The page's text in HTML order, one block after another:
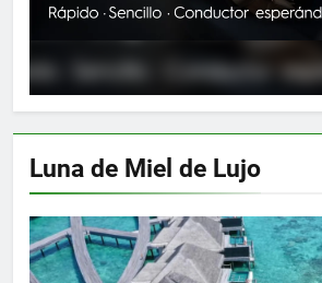
Luna de Miel de Lujo